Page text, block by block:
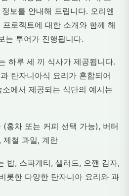
보를 안내해 드립니다. 오리엔
로젝트에 대한 소개와 함께 해
는 투어가 진행됩니다.
하루 세 끼 식사가 제공됩니다.
탄자니아식 요리가 혼합되어
에서 제공되는 식단의 예시는
(홍차 또는 커피 선택 가능), 버터
제철 과일, 계란
밥, 스파게티, 샐러드, 으깬 감자,
롯한 다양한 탄자니아 요리와 과